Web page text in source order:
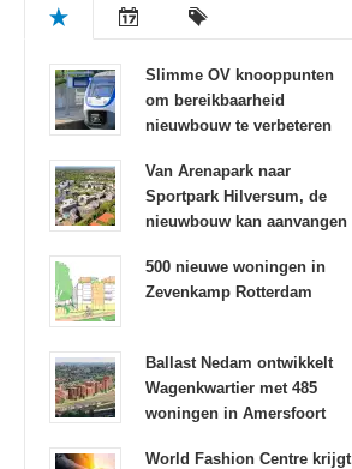
Slimme OV knooppunten
om bereikbaarheid
nieuwbouw te verbeteren
Van Arenapark naar
Sportpark Hilversum, de
nieuwbouw kan aanvangen
500 nieuwe woningen in
Zevenkamp Rotterdam
Ballast Nedam ontwikkelt
Wagenkwartier met 485
woningen in Amersfoort
World Fashion Centre krijgt